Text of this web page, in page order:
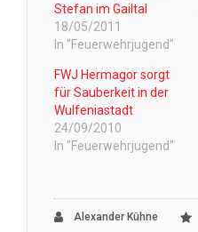
Stefan im Gailtal
18/05/2011
In "Feuerwehrjugend"
FWJ Hermagor sorgt
für Sauberkeit in der
Wulfeniastadt
24/09/2010
In "Feuerwehrjugend"
Alexander Kühne